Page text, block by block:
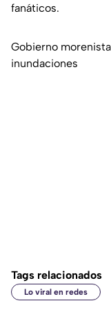
fanáticos.
Gobierno
inundaciones
Tags relacionados
Lo viral en redes